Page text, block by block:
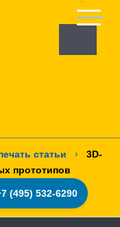
статьи ›
3D-
прототипов
(495) 532-6290